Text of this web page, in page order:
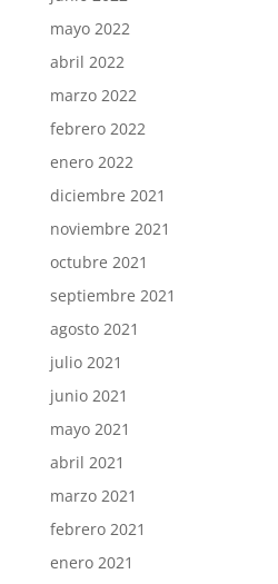
mayo 2022
abril 2022
marzo 2022
febrero 2022
enero 2022
diciembre 2021
noviembre 2021
octubre 2021
septiembre 2021
agosto 2021
julio 2021
junio 2021
mayo 2021
abril 2021
marzo 2021
febrero 2021
enero 2021